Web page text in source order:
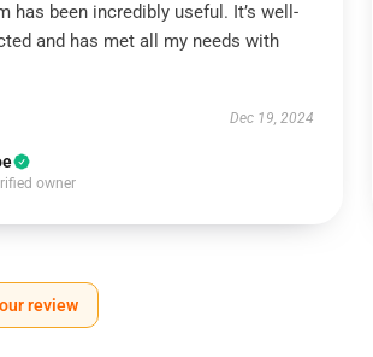
has been incredibly useful. It’s well-
and has met all my needs with
Dec 19, 2024
owner
review